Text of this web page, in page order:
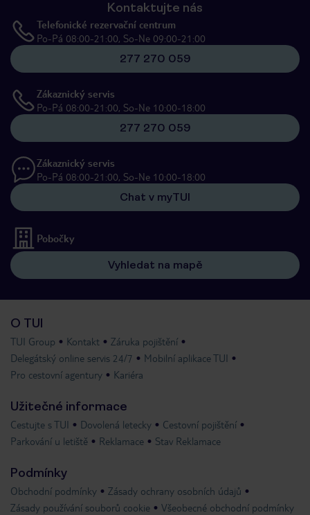
Kontaktujte nás
Telefonické rezervační centrum
Po-Pá 08:00-21:00, So-Ne 09:00-21:00
277 270 059
Zákaznický servis
Po-Pá 08:00-21:00, So-Ne 10:00-18:00
277 270 059
Zákaznický servis
Po-Pá 08:00-21:00, So-Ne 10:00-18:00
Chat v myTUI
Pobočky
Vyhledat na mapě
O TUI
TUI Group Kontakt
Záruka pojištění
Delegátský online servis 24/7
Mobilní aplikace TUI
Pro cestovní agentury
Kariéra
Užitečné informace
Cestujte s TUI Dovolená letecky
Cestovní pojištění
Parkování u letiště
Reklamace Stav Reklamace
Podmínky
Obchodní podmínky
Zásady ochrany osobních údajů
Zásady používání souborů cookie
Všeobecné obchodní podmínky